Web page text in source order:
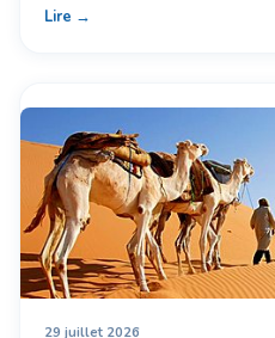
Lire →
29 juillet 2026